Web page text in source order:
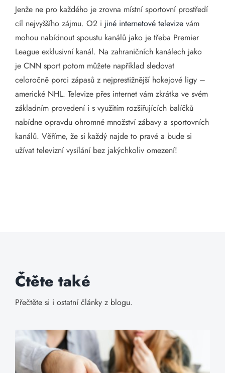
Jenže ne pro každého je zrovna místní sportovní prostředí
cíl nejvyššího zájmu. O2 i jiné internetové televize vám
mohou nabídnout spoustu kanálů jako je třeba Premier
League exklusivní kanál. Na zahraničních kanálech jako
je CNN sport potom můžete například sledovat
celoročně porci zápasů z nejprestižnější hokejové ligy –
americké NHL. Televize přes internet vám zkrátka ve svém
základním provedení i s využitím rozšiřujících balíčků
nabídne opravdu ohromné množství zábavy a sportovních
kanálů. Věříme, že si každý najde to pravé a bude si
užívat televizní vysílání bez jakýchkoliv omezení!
Čtěte také
Přečtěte si i ostatní články z blogu.